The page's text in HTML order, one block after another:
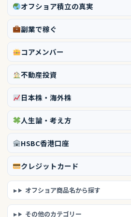
オフショア積立の真実
副業で稼ぐ
コアメンバー
不動産投資
日本株・海外株
人生論・考え方
HSBC香港口座
クレジットカード
オフショア商品名から探す
その他のカテゴリー